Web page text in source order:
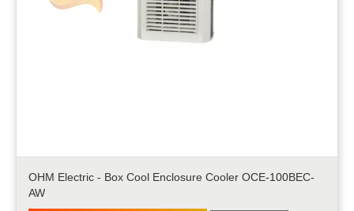
OHM Electric - Box Cool Enclosure Cooler OCE-100BEC-
AW